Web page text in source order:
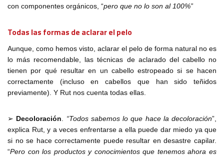
con componentes orgánicos, “pero que no lo son al 100%”
Todas las formas de aclarar el pelo
Aunque, como hemos visto, aclarar el pelo de forma natural no es
lo más recomendable, las técnicas de aclarado del cabello no
tienen por qué resultar en un cabello estropeado si se hacen
correctamente (incluso en cabellos que han sido teñidos
previamente). Y Rut nos cuenta todas ellas.
➢ Decoloración “Todos sabemos lo que hace la decoloración”,
explica Rut, y a veces enfrentarse a ella puede dar miedo ya que
si no se hace correctamente puede resultar en desastre capilar.
“Pero con los productos y conocimientos que tenemos ahora es